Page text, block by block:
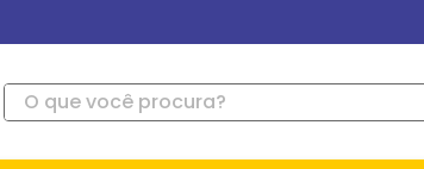
O que você procura?